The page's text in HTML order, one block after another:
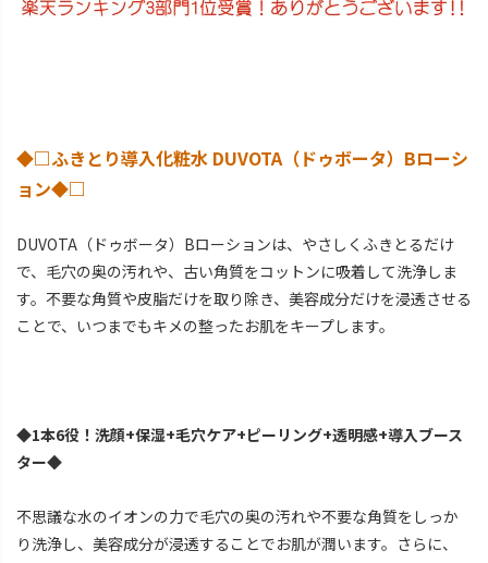
◆□ふきとり導入化粧水 DUVOTA（ドゥボータ）Bローシ
ョン◆□
DUVOTA（ドゥボータ）Bローションは、やさしくふきとるだけ
で、毛穴の奥の汚れや、古い角質をコットンに吸着して洗浄しま
す。不要な角質や皮脂だけを取り除き、美容成分だけを浸透させる
ことで、いつまでもキメの整ったお肌をキープします。
◆1本6役！洗顔+保湿+毛穴ケア+ピーリング+透明感+導入ブース
ター◆
不思議な水のイオンの力で毛穴の奥の汚れや不要な角質をしっか
り洗浄し、美容成分が浸透することでお肌が潤います。さらに、